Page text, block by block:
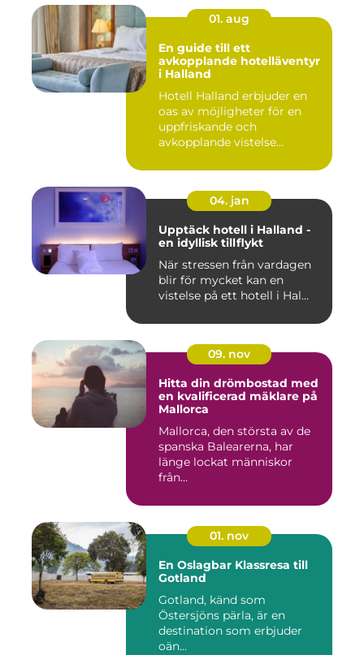
01. aug
En guide till ett
avkopplande hotelläventyr
i Halland
Hotell Halland erbjuder en
oas av möjligheter för en
uppfriskande och
avkopplande vistelse...
04. jan
Upptäck hotell i Halland -
en idyllisk tillflykt
När stressen från vardagen
blir för mycket kan en
vistelse på ett hotell i Hal...
09. nov
Hitta din drömbostad med
en kvalificerad mäklare på
Mallorca
Mallorca, den största av de
spanska Balearerna, har
länge lockat människor
från...
01. nov
En Oslagbar Klassresa till
Gotland
Gotland, känd som
Östersjöns pärla, är en
destination som erbjuder
oän...